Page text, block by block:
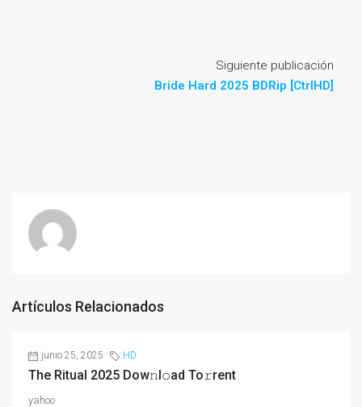
Siguiente publicación
Bride Hard 2025 BDRip [CtrlHD]
Artículos Relacionados
junio 25, 2025 HD
The Ritual 2025 Dow𝚗l𝚘ad To𝚛rent
yahoo